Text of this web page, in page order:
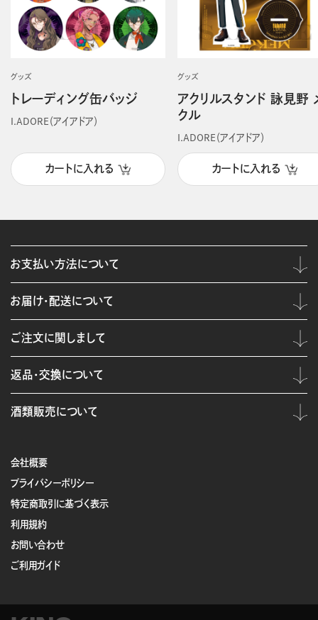
グッズ
トレーディング缶バッジ
I.ADORE（アイアドア）
カートに入れる
グッズ
アクリルスタンド 詠見野
クル
I.ADORE（アイアドア）
カートに入れる
会社概要
プライバシーポリシー
特定商取引に基づく表示
利用規約
お問い合わせ
ご利用ガイド
お支払い方法について
お届け・配送について
ご注文に関しまして
返品・交換について
酒類販売について